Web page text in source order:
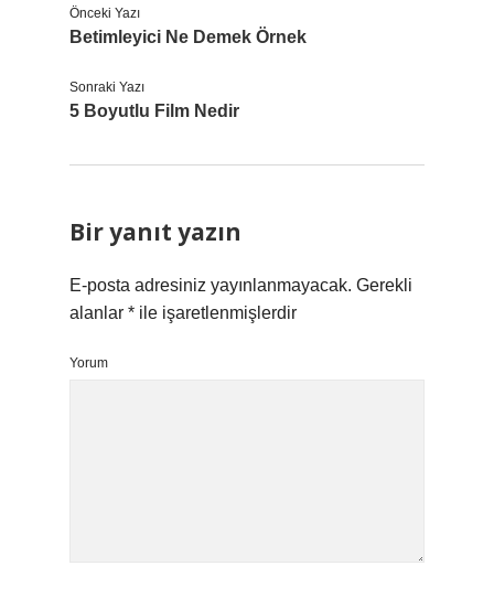
Önceki Yazı
Betimleyici Ne Demek Örnek
Sonraki Yazı
5 Boyutlu Film Nedir
Bir yanıt yazın
E-posta adresiniz yayınlanmayacak. Gerekli
alanlar * ile işaretlenmişlerdir
Yorum